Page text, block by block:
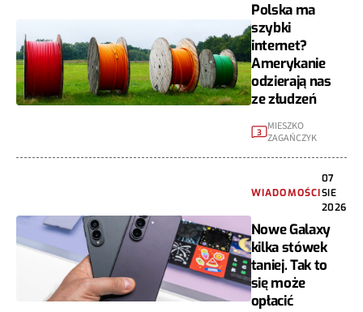
Polska ma
szybki
internet?
Amerykanie
odzierają nas
ze złudzeń
3
MIESZKO
ZAGAŃCZYK
WIADOMOŚCI
07
SIE
2026
Nowe Galaxy
kilka stówek
taniej. Tak to
się może
opłacić